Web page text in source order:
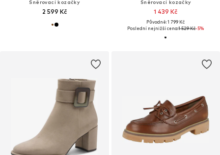
Šněrovací kozačky
2 599 Kč
Šněrovací kozačky
1 439 Kč
Původně: 1 799 Kč
Poslední nejnižší cena:1 529 Kč-5%